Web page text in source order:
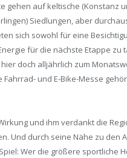
gehen auf keltische (Konstanz
Siedlungen, aber
sich sowohl für eine
für die nächste Etappe zu
doch alljährlich zum
und E-Bike-Messe
und ihm verdankt die
Und durch seine Nähe zu den
Wer die größere sportliche